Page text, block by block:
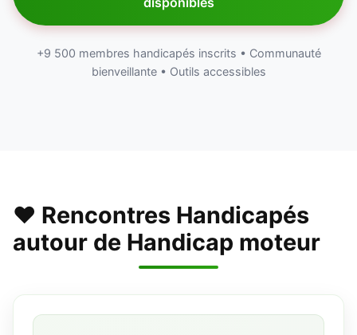
+9 500 membres handicapés inscrits • Communauté
bienveillante • Outils accessibles
❤️ Rencontres Handicapés
autour de Handicap moteur